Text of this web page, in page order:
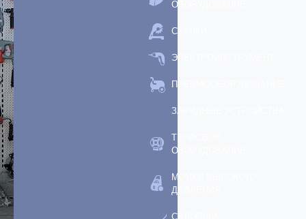
ОБОРУДОВАНИЕ
СТАНКИ
ЭЛЕКТРОИНСТРУМЕНТ
ПНЕВМООБОРУДОВАНИЕ
ЗАРЯДНЫЕ УСТРОЙСТВА
ТЕПЛОВОЕ
ОБОРУДОВАНИЕ
МОЙКИ ВЫСОКОГО
ДАВЛЕНИЯ
САДОВЫЙ